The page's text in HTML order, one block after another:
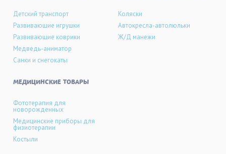
Детский транспорт
Развивающие игрушки
Развивающие коврики
Медведь-аниматор
Санки и снегокаты
Коляски
Автокресла-автолюльки
Ж/Д манежи
МЕДИЦИНСКИЕ ТОВАРЫ
Фототерапия для
новорожденных
Медицинские приборы для
физиотерапии
Костыли